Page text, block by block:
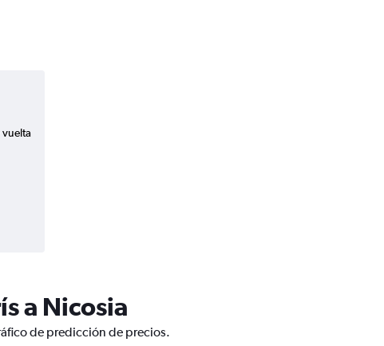
vuelta
a Nicosia
de predicción de precios.